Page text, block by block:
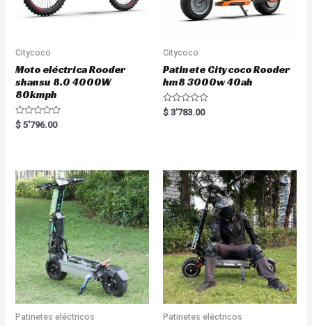
Citycoco
Moto eléctrica Rooder
shansu 8.0 4000W
80kmph
R
a
o
u
t
o
f
$ 5'796.00
Citycoco
Patinete Citycoco Rooder
hm8 3000w 40ah
R
a
t
o
f
5
$ 3'783.00
Patinetes eléctricos Patinetes eléctricos